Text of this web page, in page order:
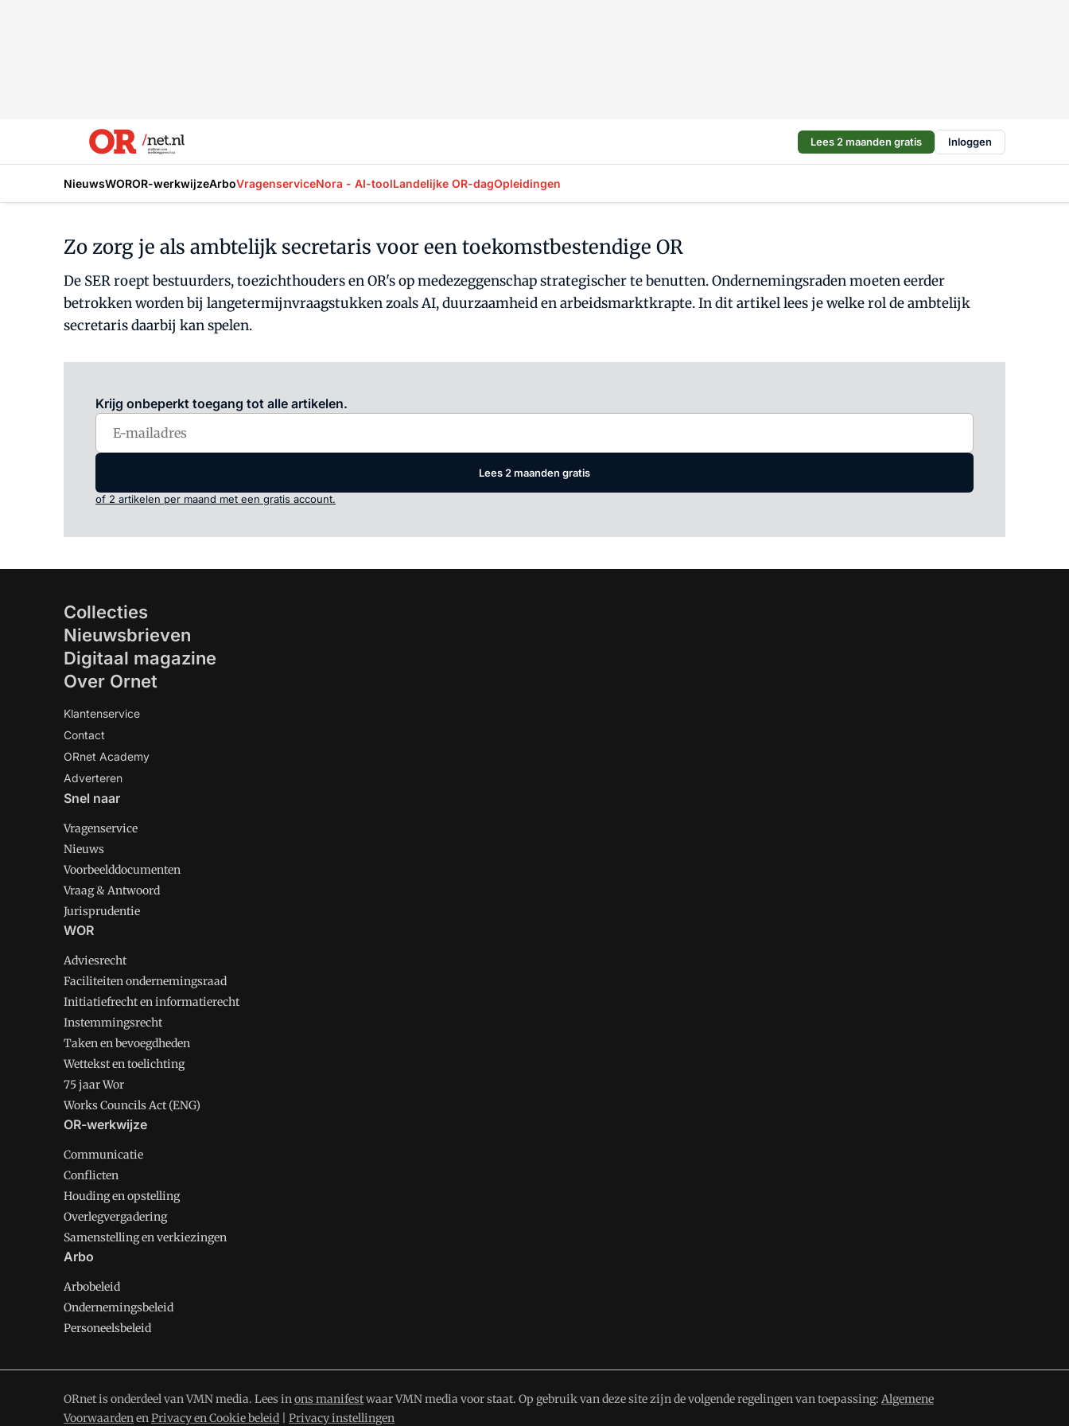
Lees 2 maanden gratis Inloggen
NieuwsWOROR-werkwijzeArboVragenserviceNora - AI-toolLandelijke OR-dagOpleidingen
Zo zorg je als ambtelijk secretaris voor een toekomstbestendige OR
De SER roept bestuurders, toezichthouders en OR's op medezeggenschap strategischer te benutten. Ondernemingsraden moeten eerder
betrokken worden bij langetermijnvraagstukken zoals AI, duurzaamheid en arbeidsmarktkrapte. In dit artikel lees je welke rol de ambtelijk
secretaris daarbij kan spelen.
Krijg onbeperkt toegang tot alle artikelen.
Lees 2 maanden gratis
of 2 artikelen per maand met een gratis account.
Collecties
Nieuwsbrieven
Digitaal magazine
Over Ornet
Klantenservice
Contact
ORnet Academy
Adverteren
Snel naar
Vragenservice
Nieuws
Voorbeelddocumenten
Vraag & Antwoord
Jurisprudentie
WOR
Adviesrecht
Faciliteiten ondernemingsraad
Initiatiefrecht en informatierecht
Instemmingsrecht
Taken en bevoegdheden
Wettekst en toelichting
75 jaar Wor
Works Councils Act (ENG)
OR-werkwijze
Communicatie
Conflicten
Houding en opstelling
Overlegvergadering
Samenstelling en verkiezingen
Arbo
Arbobeleid
Ondernemingsbeleid
Personeelsbeleid
ORnet is onderdeel van VMN media. Lees inons manifestwaar VMN media voor staat. Op gebruik van deze site zijn de volgende regelingen van toepassing: Algemene
VoorwaardenenPrivacy en Cookie beleid Privacy instellingen